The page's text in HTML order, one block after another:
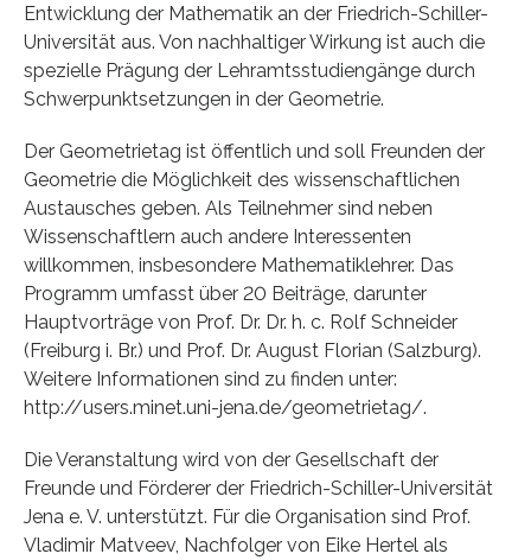
Entwicklung der Mathematik an der Friedrich-Schiller-
Universität aus. Von nachhaltiger Wirkung ist auch die
spezielle Prägung der Lehramtsstudiengänge durch
Schwerpunktsetzungen in der Geometrie.
Der Geometrietag ist öffentlich und soll Freunden der
Geometrie die Möglichkeit des wissenschaftlichen
Austausches geben. Als Teilnehmer sind neben
Wissenschaftlern auch andere Interessenten
willkommen, insbesondere Mathematiklehrer. Das
Programm umfasst über 20 Beiträge, darunter
Hauptvorträge von Prof. Dr. Dr. h. c. Rolf Schneider
(Freiburg i. Br.) und Prof. Dr. August Florian (Salzburg).
Weitere Informationen sind zu finden unter:
http://users.minet.uni-jena.de/geometrietag/.
Die Veranstaltung wird von der Gesellschaft der
Freunde und Förderer der Friedrich-Schiller-Universität
Jena e. V. unterstützt. Für die Organisation sind Prof.
Vladimir Matveev, Nachfolger von Eike Hertel als